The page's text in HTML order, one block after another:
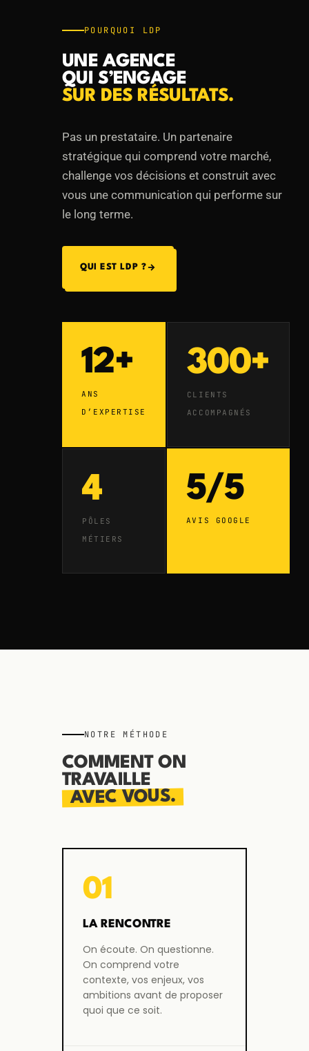
POURQUOI LDP
UNE AGENCE
QUI S’ENGAGE
SUR DES RÉSULTATS.
Pas un prestataire. Un partenaire
stratégique qui comprend votre marché,
challenge vos décisions et construit avec
vous une communication qui performe sur
le long terme.
QUI EST LDP ?
12+
ANS
D’EXPERTISE
300+
CLIENTS
ACCOMPAGNÉS
4
PÔLES
MÉTIERS
5/5
AVIS GOOGLE
NOTRE MÉTHODE
COMMENT ON
TRAVAILLE
AVEC VOUS.
01
LA RENCONTRE
On écoute. On questionne.
On comprend votre
contexte, vos enjeux, vos
ambitions avant de proposer
quoi que ce soit.